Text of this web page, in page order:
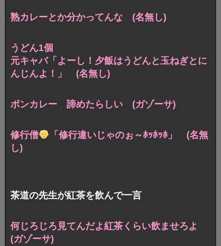
熟カレーとか分かってんな (名無し)
うどん1個
元キャバ「よーし！夕飯はうどんと玉ねぎとに
んじんよ！」 (名無し)
ボンカレー 諦めたらしい (ガゾーサ)
修行僧
「修行違いじゃのぉ～ﾎｯﾎｯﾎ」 (名無
し)
茶道の先生が紅茶を飲んで一言
何じろじろ見てんだよ紅茶くらい飲ませろよ
(ガゾーサ)